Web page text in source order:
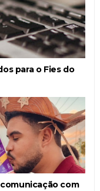
para o Fies do
com